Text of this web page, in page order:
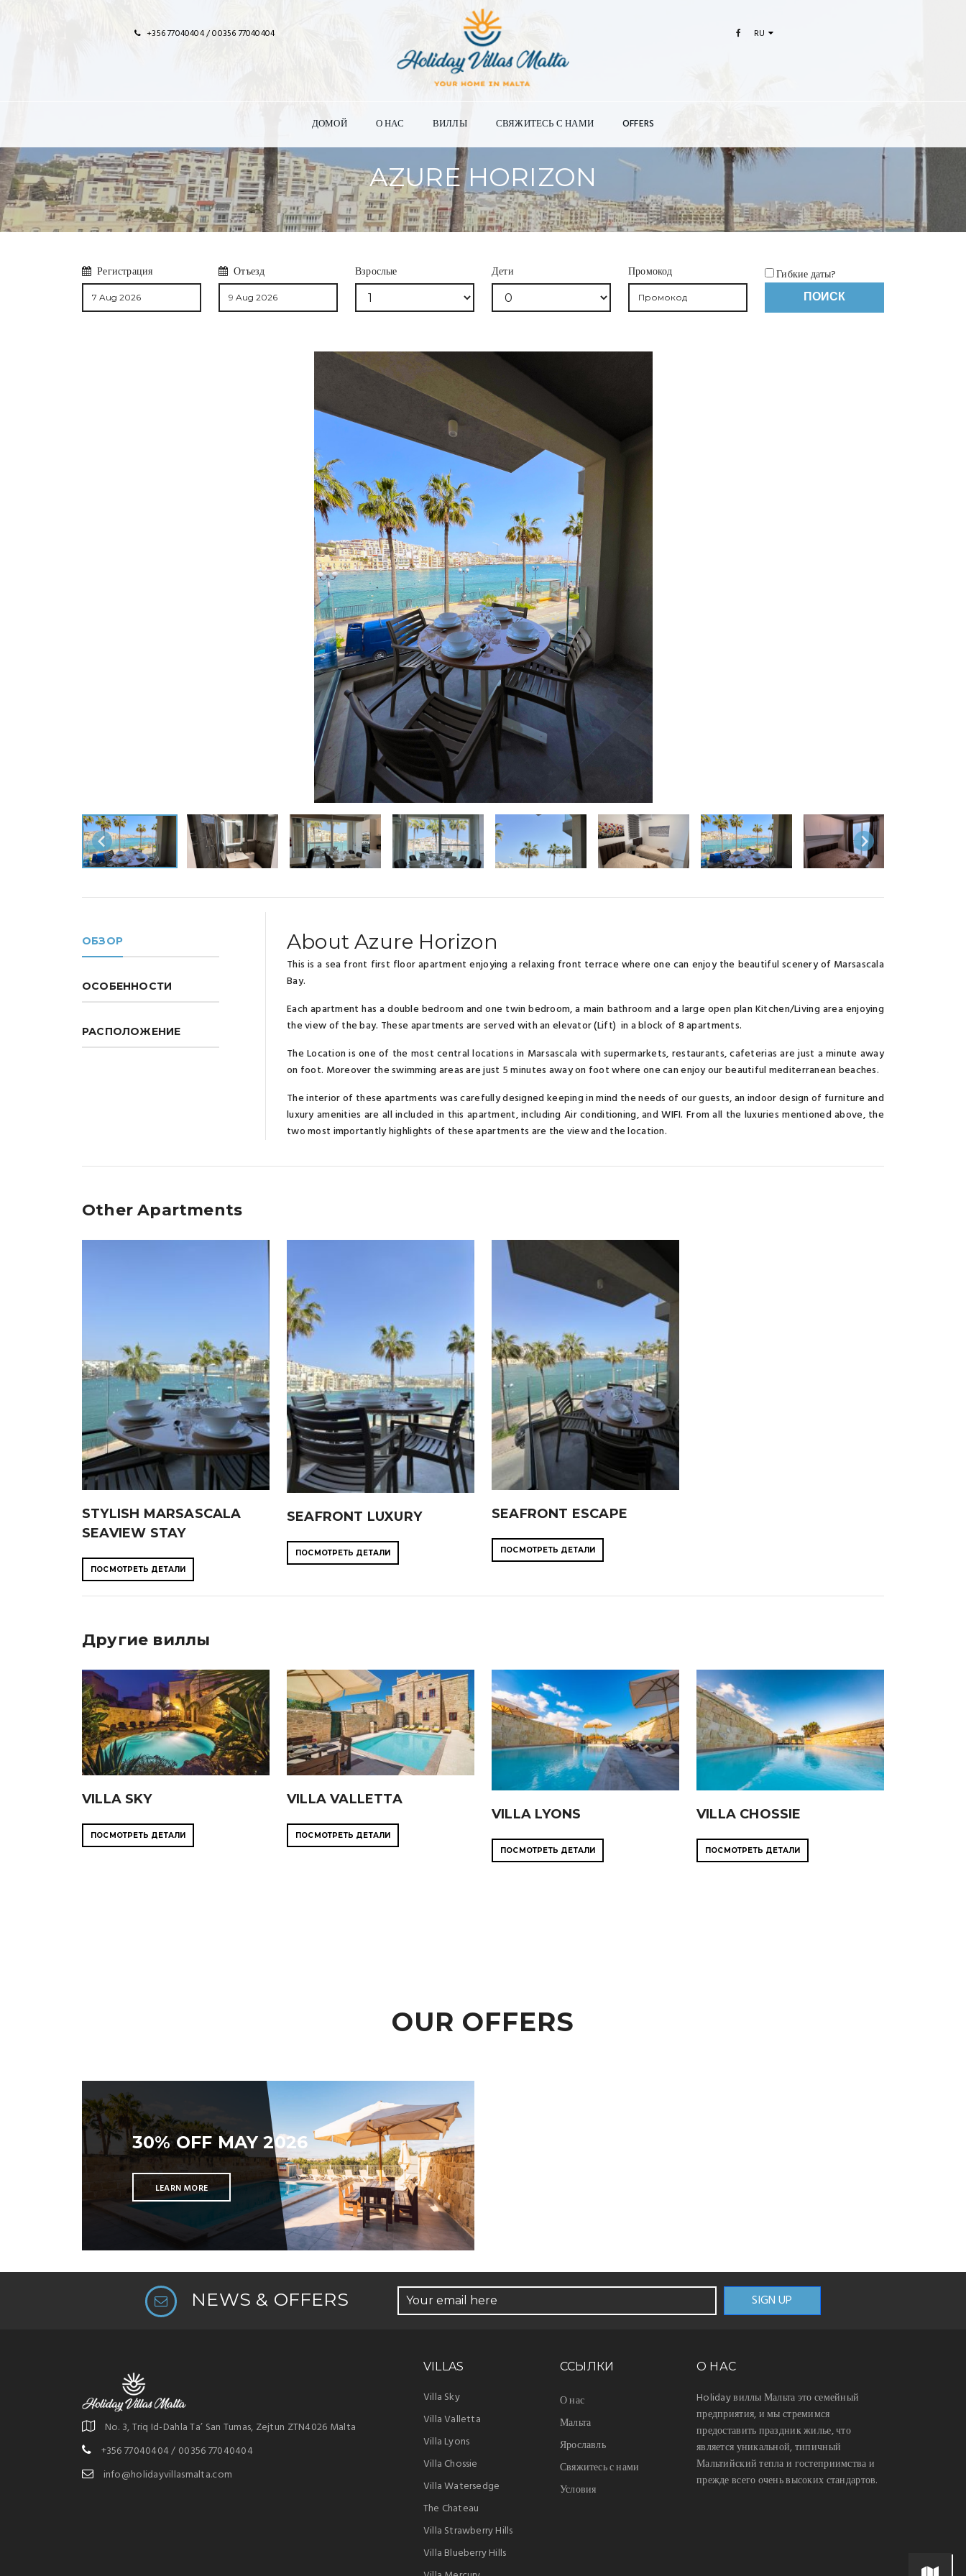
+356 77040404 / 00356 77040404 RU
ДОМОЙ О НАС ВИЛЛЫ СВЯЖИТЕСЬ С НАМИ OFFERS
AZURE HORIZON
Регистрация Отъезд Взрослые Дети Промокод Гибкие даты?
ПОИСК
ОБЗОР
ОСОБЕННОСТИ
РАСПОЛОЖЕНИЕ
About Azure Horizon
This is a sea front first floor apartment enjoying a relaxing front terrace where one can enjoy the beautiful scenery of Marsascala
Bay.
Each apartment has a double bedroom and one twin bedroom, a main bathroom and a large open plan Kitchen/Living area enjoying
the view of the bay. These apartments are served with an elevator (Lift) in a block of 8 apartments.
The Location is one of the most central locations in Marsascala with supermarkets, restaurants, cafeterias are just a minute away
on foot. Moreover the swimming areas are just 5 minutes away on foot where one can enjoy our beautiful mediterranean beaches.
The interior of these apartments was carefully designed keeping in mind the needs of our guests, an indoor design of furniture and
luxury amenities are all included in this apartment, including Air conditioning, and WIFI. From all the luxuries mentioned above, the
two most importantly highlights of these apartments are the view and the location.
Other Apartments
STYLISH MARSASCALA
SEAVIEW STAY
ПОСМОТРЕТЬ ДЕТАЛИ
SEAFRONT LUXURY
ПОСМОТРЕТЬ ДЕТАЛИ
SEAFRONT ESCAPE
ПОСМОТРЕТЬ ДЕТАЛИ
Другие виллы
VILLA SKY
ПОСМОТРЕТЬ ДЕТАЛИ
VILLA VALLETTA
ПОСМОТРЕТЬ ДЕТАЛИ
VILLA LYONS
ПОСМОТРЕТЬ ДЕТАЛИ
VILLA CHOSSIE
ПОСМОТРЕТЬ ДЕТАЛИ
OUR OFFERS
30% OFF MAY 2026
LEARN MORE
NEWS & OFFERS
No. 3, Triq Id-Dahla Ta’ San Tumas, Zejtun ZTN4026 Malta
+356 77040404 / 00356 77040404
info@holidayvillasmalta.com
VILLAS
Villa Sky
Villa Valletta
Villa Lyons
Villa Chossie
Villa Watersedge
The Chateau
Villa Strawberry Hills
Villa Blueberry Hills
ССЫЛКИ
О нас
Мальта
Ярославль
Свяжитесь с нами
Условия
О НАС
Holiday виллы Мальта это семейный
предприятия, и мы стремимся
предоставить праздник жилье, что
является уникальной, типичный
Мальтийский тепла и гостеприимства и
прежде всего очень высоких стандартов.